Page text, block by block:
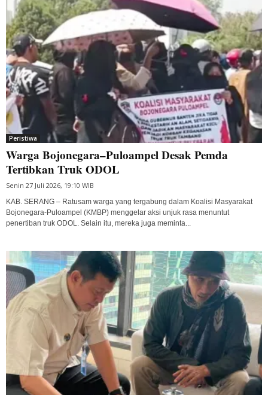
Peristiwa
Warga Bojonegara–Puloampel Desak Pemda
Tertibkan Truk ODOL
Senin 27 Juli 2026, 19:10 WIB
KAB. SERANG – Ratusam warga yang tergabung dalam Koalisi Masyarakat
Bojonegara-Puloampel (KMBP) menggelar aksi unjuk rasa menuntut
penertiban truk ODOL. Selain itu, mereka juga meminta...